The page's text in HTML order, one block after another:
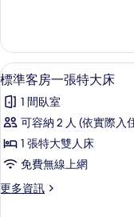
相
片
Bed,
Accessible
的
情
顯
示
標
準
客
一
6
標準客房一張特大床
1 間臥室
可容納 2 人 (依實際入
1 張特大雙人床
免費無線上網
更多資訊
更